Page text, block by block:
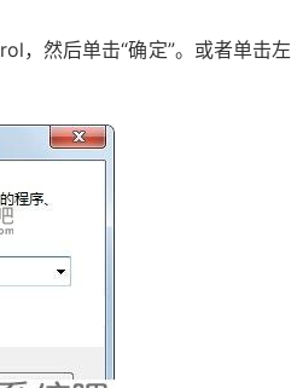
，然后单击“确定”。或者单击左